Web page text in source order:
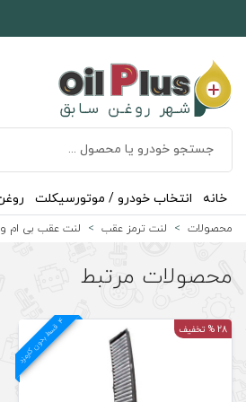
خانه انتخاب خودرو / موتورسیکلت
محصولات لنت ترمز عقب لنت عقب بی ام و کد 4117 جنیون
محصولات مرتبط
4
ق
س
ط
بد
و
ن
ک
ارم
ز
د
28 % تخفیف